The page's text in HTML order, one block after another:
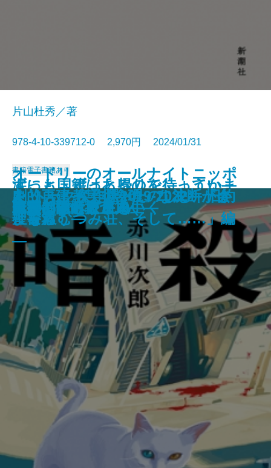
DJヒロヒト
方舟を燃やす
あなたの迷宮のなかへ―カフカへ
の失われた愛の手紙―
涙にも国籍はあるのでしょうか―
津波で亡くなった外国人をたどっ
て―
正力ドームvs.NHKタワー―幻の巨
大建築抗争史―
のち更に咲く
夜露がたり
ずっと、ずっと帰りを待っていま
した―「沖縄戦」指揮官と遺族の
往復書簡―
精神の考古学
大楽必易―わたくしの伊福部昭伝
―
片山杜秀／著
978-4-10-339712-0 2,970円 2024/01/31
書籍電子書籍あり
暗殺
キリスト教美術をたのしむ 旧約
聖書篇
落雷はすべてキス
この村にとどまる
西行―歌と旅と人生―
成瀬は信じた道をいく
オードリーのオールナイトニッポ
ン トーク傑作選2019-2022―「さ
よならむつみ荘、そして……」編
―
一夜―隠蔽捜査10―
劇的再建―「非合理」な決断が会
社を救う―
東京都同情塔